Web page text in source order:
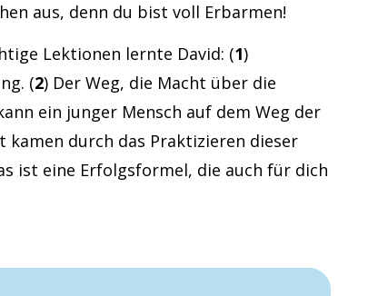
aus, denn du bist voll Erbarmen!
Lektionen lernte David: (1)
(2) Der Weg, die Macht über die
ein junger Mensch auf dem Weg der
kamen durch das Praktizieren dieser
ist eine Erfolgsformel, die auch für dich